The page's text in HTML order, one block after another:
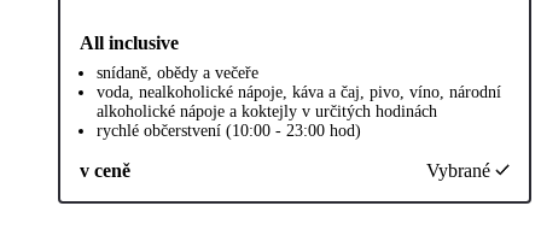
All inclusive
snídaně, obědy a večeře
voda, nealkoholické nápoje, káva a čaj, pivo, víno, národní
alkoholické nápoje a koktejly v určitých hodinách
rychlé občerstvení (10:00 - 23:00 hod)
v ceně Vybrané